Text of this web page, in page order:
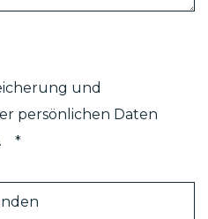
und
persönlichen Daten
*